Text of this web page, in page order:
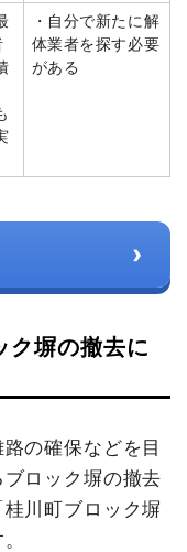
・自分で新たに解
体業者を探す必要
がある
›
ク塀の撤去に
の確保などを目
ロック塀の撤去
川町ブロック塀